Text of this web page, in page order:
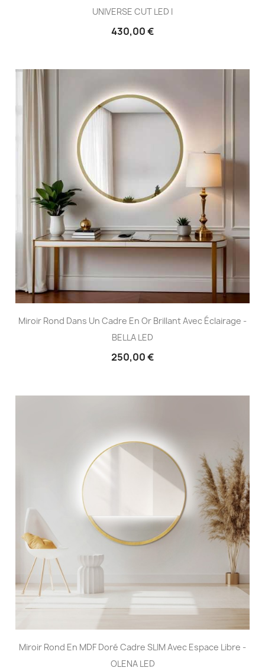
UNIVERSE CUT LED I
430,00 €
Miroir Rond Dans Un Cadre En Or Brillant Avec Éclairage -
BELLA LED
250,00 €
Miroir Rond En MDF Doré Cadre SLIM Avec Espace Libre -
OLENA LED